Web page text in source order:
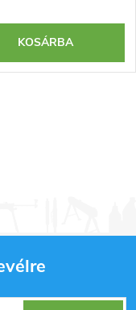
KOSÁRBA